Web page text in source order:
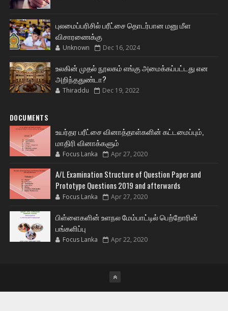
புலமைப்பரிசில் பரீட்சை தொடர்பான மனு மீள
விசாரணைக்கு
Unknown Dec 16, 2024
உலகின் முதல் நூலகம் எங்கு அமைக்கப்பட்டது என
அறிந்ததுண்டா?
Thiraddu Dec 19, 2022
DOCUMENTS
உயர்தர பரீட்சை வினாத்தாள்களின் கட்டமைப்பும்,
மாதிரி வினாக்களும்
Focus Lanka Apr 27, 2020
A/L Examination Structure of Question Paper and
Prototype Questions 2019 and afterwards
Focus Lanka Apr 27, 2020
பிள்ளைகளின் உளநல மேம்பாட்டில் பெற்றோரின்
பங்களிப்பு
Focus Lanka Apr 22, 2020